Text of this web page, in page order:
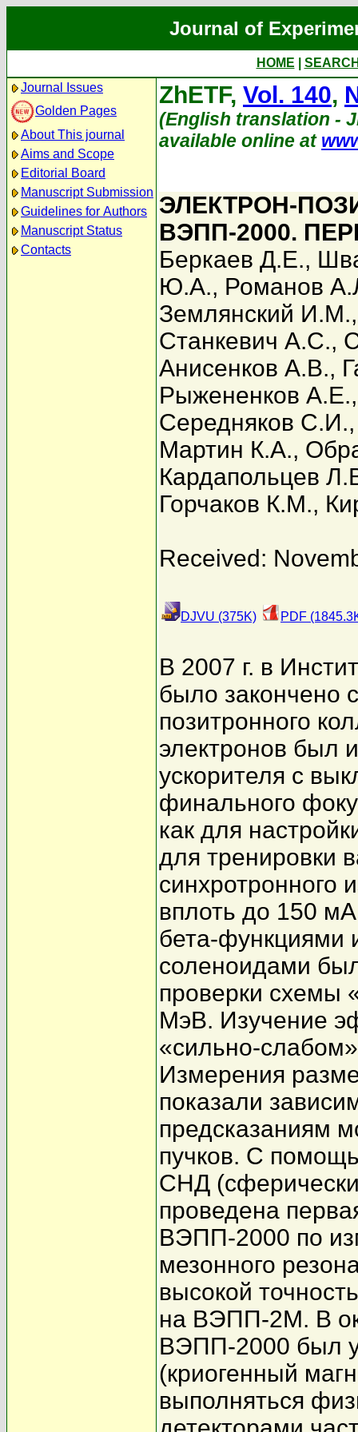
Journal of
HOME
Journal Issues
Golden Pages
About This journal
Aims and Scope
Editorial Board
Manuscript Submission
Guidelines for Authors
Manuscript Status
Contacts
ZhETF, Vol. 140,
(English translation -
available online at
ЭЛЕКТРОН-
ВЭПП-2000.
Беркаев Д.Е.,
Ю.А., Романов
Землянский И.М.
Станкевич А.С.,
Анисенков А.В.,
Рыжененков А.Е.
Середняков С.И.
Мартин К.А.,
Кардапольцев
Горчаков К.М.,
Received:
DJVU (375K) PDF
В 2007 г. в
было закончено
позитронного
электронов был
ускорителя с
финального
как для
для тренировки
синхротронного
вплоть до 150
бета-функциями
соленоидами
проверки схемы
МэВ. Изучение
«сильно-
Измерения
показали
предсказаниям
пучков. С
СНД
проведена
ВЭПП-2000 по
мезонного
высокой
на ВЭПП-2М. В
ВЭПП-2000 был
(криогенный
выполняться